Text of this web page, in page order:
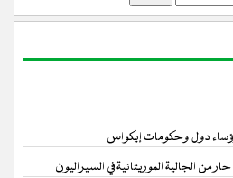
دول وحكومات إيكواس
من الجالية الموريتانية في السيراليون